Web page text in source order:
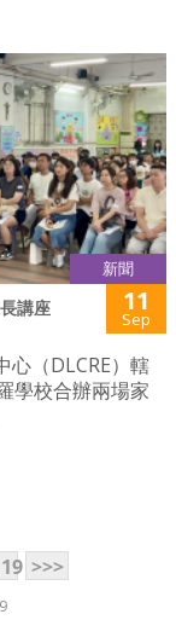
新聞
講座 11
Sep
心（DLCRE）轄
學校合辦兩場家
>>>